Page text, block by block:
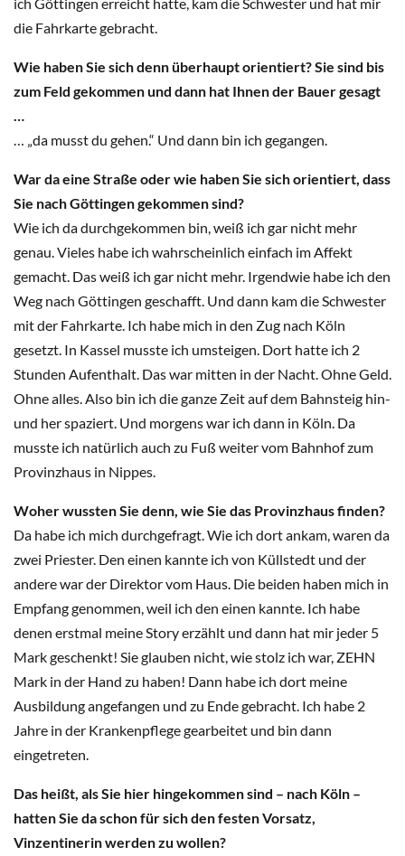
die Fahrkarte gebracht.
Wie haben Sie sich denn überhaupt orientiert?Sie sind bis
zum Feld gekommen und dann hat Ihnen der Bauer gesagt
… „da musst du gehen.“ Und dann bin ich gegangen.
War da eine Straße oder wie haben Sie sich orientiert, dass
Sie nach Göttingen gekommen sind?
Wie ich da durchgekommen bin, weiß ich gar nicht mehr
genau. Vieles habe ich wahrscheinlich einfach im Affekt
gemacht. Das weiß ich gar nicht mehr. Irgendwie habe ich den
Weg nach Göttingen geschafft. Und dann kam die Schwester
mit der Fahrkarte. Ich habe mich in den Zug nach Köln
gesetzt. In Kassel musste ich umsteigen. Dort hatte ich 2
Stunden Aufenthalt. Das war mitten in der Nacht. Ohne Geld.
Ohne alles. Also bin ich die ganze Zeit auf dem Bahnsteig hin-
und her spaziert. Und morgens war ich dann in Köln. Da
musste ich natürlich auch zu Fuß weiter vom Bahnhof zum
Provinzhaus in Nippes.
Woher wussten Sie denn, wie Sie das Provinzhaus finden?
Da habe ich mich durchgefragt. Wie ich dort ankam, waren da
zwei Priester. Den einen kannte ich von Küllstedt und der
andere war der Direktor vom Haus. Die beiden haben mich in
Empfang genommen, weil ich den einen kannte. Ich habe
denen erstmal meine Story erzählt und dann hat mir jeder 5
Mark geschenkt! Sie glauben nicht, wie stolz ich war, ZEHN
Mark in der Hand zu haben! Dann habe ich dort meine
Ausbildung angefangen und zu Ende gebracht. Ich habe 2
Jahre in der Krankenpflege gearbeitet und bin dann
eingetreten.
Das heißt, als Sie hier hingekommen sind – nach Köln –
hatten Sie da schon für sich den festen Vorsatz,
Vinzentinerin werden zu wollen?